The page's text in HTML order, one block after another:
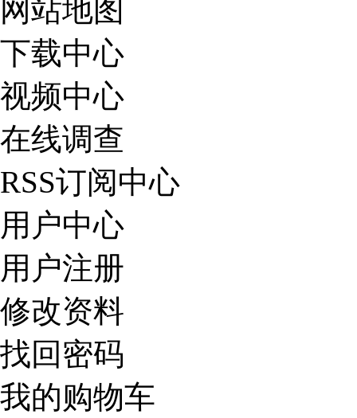
网站地图
下载中心
视频中心
在线调查
RSS订阅中心
用户中心
用户注册
修改资料
找回密码
我的购物车